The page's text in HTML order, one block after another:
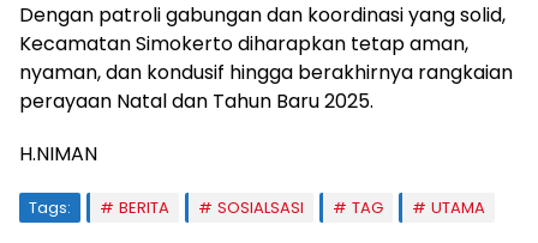
Dengan patroli gabungan dan koordinasi yang solid,
Kecamatan Simokerto diharapkan tetap aman,
nyaman, dan kondusif hingga berakhirnya rangkaian
perayaan Natal dan Tahun Baru 2025.
H.NIMAN
Tags: BERITA SOSIALSASI TAG UTAMA